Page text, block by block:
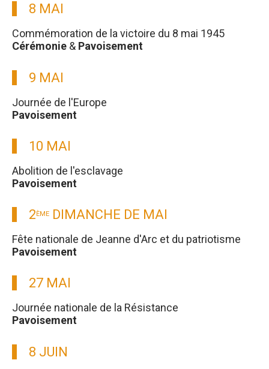
8 MAI
Commémoration de la victoire du 8 mai 1945
Cérémonie & Pavoisement
9 MAI
Journée de l'Europe
Pavoisement
10 MAI
Abolition de l'esclavage
Pavoisement
2ÈME DIMANCHE DE MAI
Fête nationale de Jeanne d'Arc et du patriotisme
Pavoisement
27 MAI
Journée nationale de la Résistance
Pavoisement
8 JUIN